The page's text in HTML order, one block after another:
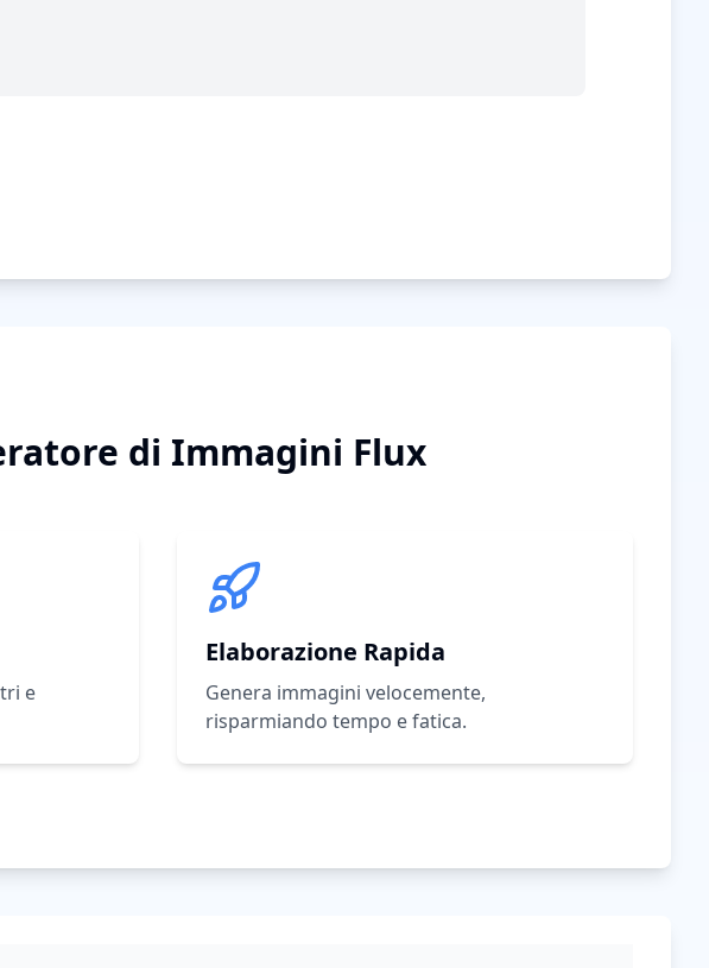
di Immagini Flux
e
Elaborazione Rapida
Genera immagini velocemente,
risparmiando tempo e fatica.